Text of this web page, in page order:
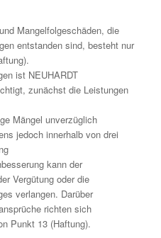
Mangelfolgeschäden, die
entstanden sind, besteht nur
ist NEUHARDT
zunächst die Leistungen
Mängel unverzüglich
jedoch innerhalb von drei
kann der
Vergütung oder die
verlangen. Darüber
richten sich
Punkt 13 (Haftung).